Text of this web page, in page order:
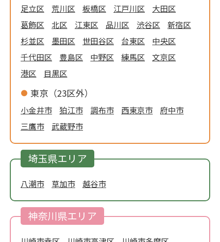
足立区 荒川区 板橋区 江戸川区
大田区
葛飾区
北区 江東区 品川区 渋谷区
新宿区
杉並区
墨田区 世田谷区 台東区
中央区
千代田区
豊島区 中野区 練馬区
文京区
港区
目黒区
東京（23区外）
小金井市 狛江市 調布市 西東京市
府中市
三鷹市
武蔵野市
埼玉県エリア
八潮市 草加市 越谷市
神奈川県エリア